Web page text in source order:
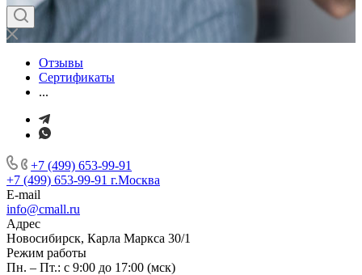
Отзывы
Сертификаты
...
+7 (499) 653-99-91
+7 (499) 653-99-91 г.Москва
E-mail
info@cmall.ru
Адрес
Новосибирск, Карла Маркса 30/1
Режим работы
Пн. – Пт.: с 9:00 до 17:00 (мск)